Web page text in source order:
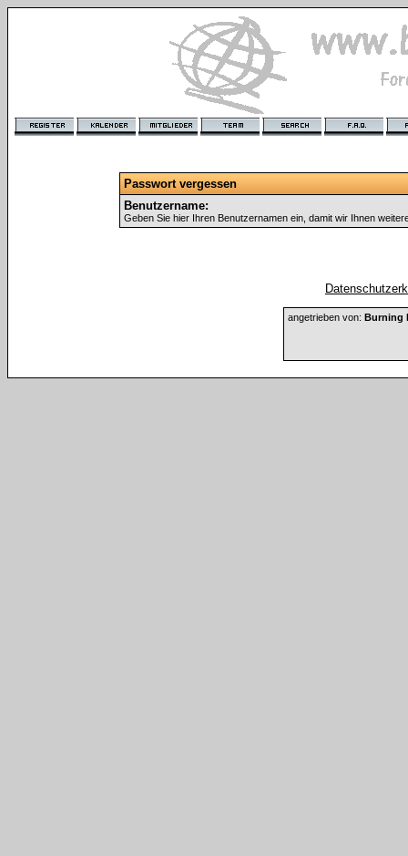
Passwort vergessen
Benutzername:
Geben Sie hier Ihren Benutzernamen ein, damit wir Ihnen
angetrieben von: Burning